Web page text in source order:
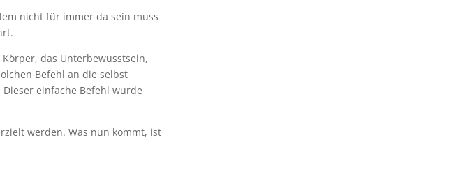
nicht für immer da sein muss
das Unterbewusstsein,
Befehl an die selbst
einfache Befehl wurde
werden. Was nun kommt, ist